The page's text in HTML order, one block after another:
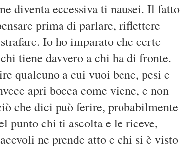
diventa eccessiva ti nausei. Il fatto
prima di parlare, riflettere
Io ho imparato che certe
tiene davvero a chi ha di fronte.
qualcuno a cui vuoi bene, pesi e
apri bocca come viene, e non
che dici può ferire, probabilmente
punto chi ti ascolta e le riceve,
ne prende atto e chi si è visto